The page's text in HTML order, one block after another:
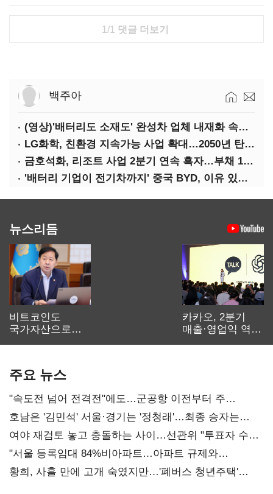
1/1 댓글 더보기
백주아
(영상)'배터리도 소재도' 완성차 업체 내재화 속도낸다
LG화학, 친환경 지속가능 사업 확대…2050년 탄소중립 달성
금호석화, 리조트 사업 2분기 연속 흑자…부채 170%↓
'배터리 기업이 전기차까지' 중국 BYD, 이유 있는 선전
뉴스리듬
비트코인도
국가자산으로…'
카카오, 2분기
매출·영업익 역대
주요 뉴스
"속도전 넘어 전격전"에도…군공항 이전부터 주
52시간까지 '뇌관'
호남은 '김민석' 서울·경기는 '정청래'…최종 승자는
'안갯속'
여야 재검토 놓고 충돌하는 사이…선관위 "투표자 수
오차 당연"
"서울 등록임대 84%비아파트…아파트 규제와
달리해야"
황희, 사흘 만에 고개 숙였지만…'폐버스 청년주택'